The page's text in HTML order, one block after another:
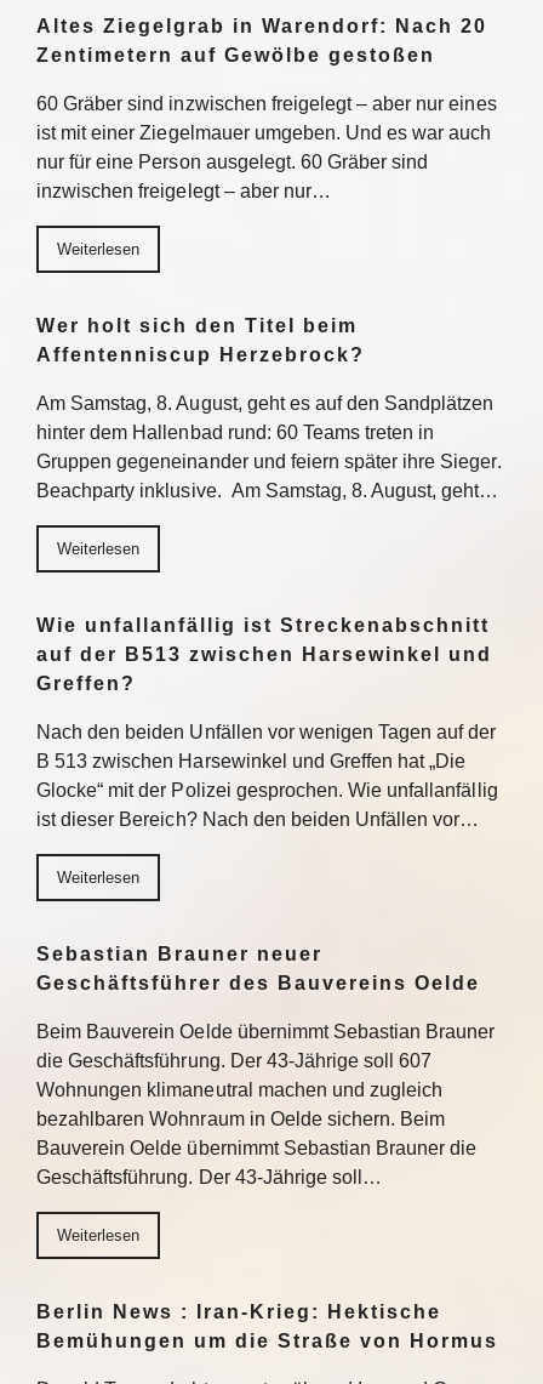
Altes Ziegelgrab in Warendorf: Nach 20
Zentimetern auf Gewölbe gestoßen
60 Gräber sind inzwischen freigelegt – aber nur eines
ist mit einer Ziegelmauer umgeben. Und es war auch
nur für eine Person ausgelegt. 60 Gräber sind
inzwischen freigelegt – aber nur…
Weiterlesen
Wer holt sich den Titel beim
Affentenniscup Herzebrock?
Am Samstag, 8. August, geht es auf den Sandplätzen
hinter dem Hallenbad rund: 60 Teams treten in
Gruppen gegeneinander und feiern später ihre Sieger.
Beachparty inklusive. Am Samstag, 8. August, geht…
Weiterlesen
Wie unfallanfällig ist Streckenabschnitt
auf der B513 zwischen Harsewinkel und
Greffen?
Nach den beiden Unfällen vor wenigen Tagen auf der
B 513 zwischen Harsewinkel und Greffen hat „Die
Glocke“ mit der Polizei gesprochen. Wie unfallanfällig
ist dieser Bereich? Nach den beiden Unfällen vor…
Weiterlesen
Sebastian Brauner neuer
Geschäftsführer des Bauvereins Oelde
Beim Bauverein Oelde übernimmt Sebastian Brauner
die Geschäftsführung. Der 43-Jährige soll 607
Wohnungen klimaneutral machen und zugleich
bezahlbaren Wohnraum in Oelde sichern. Beim
Bauverein Oelde übernimmt Sebastian Brauner die
Geschäftsführung. Der 43-Jährige soll…
Weiterlesen
Berlin News : Iran-Krieg: Hektische
Bemühungen um die Straße von Hormus